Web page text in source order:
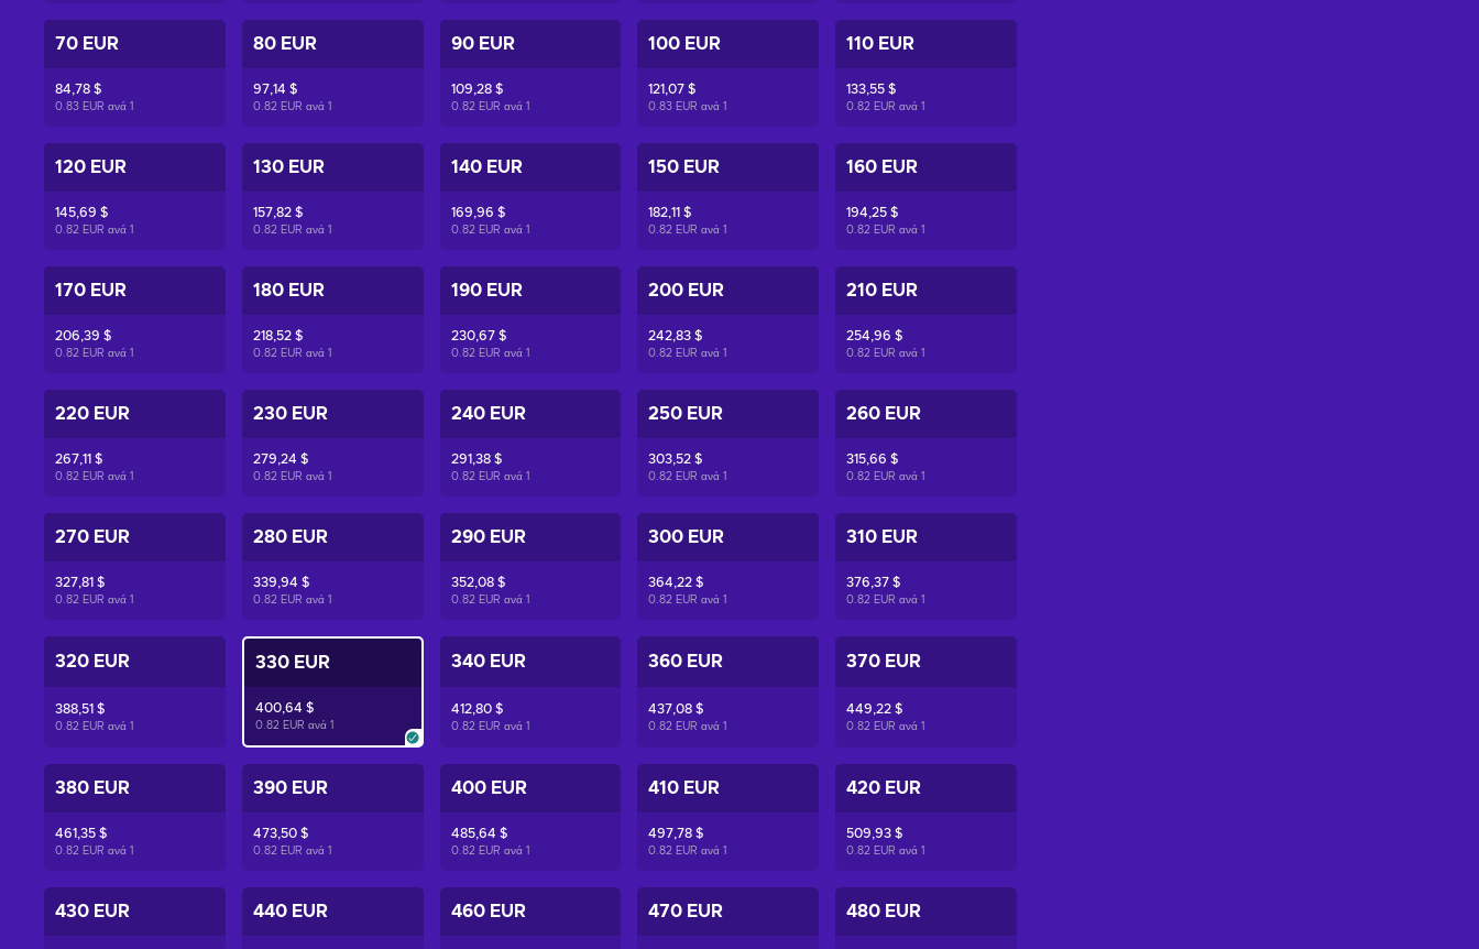
70 EUR
84,78 $
0.83 EUR ανά 1
80 EUR
97,14 $
0.82 EUR ανά 1
90 EUR
109,28 $
0.82 EUR ανά 1
100 EUR
121,07 $
0.83 EUR ανά1
110 EUR
133,55 $
0.82 EUR ανά1
120 EUR
145,69 $
0.82 EUR ανά 1
130 EUR
157,82 $
0.82 EUR ανά 1
140 EUR
169,96 $
0.82 EUR ανά 1
150 EUR
182,11 $
0.82 EUR ανά1
160 EUR
194,25 $
0.82 EUR ανά1
170 EUR
206,39 $
0.82 EUR ανά 1
180 EUR
218,52 $
0.82 EUR ανά 1
190 EUR
230,67 $
0.82 EUR ανά 1
200 EUR
242,83 $
0.82 EUR ανά1
210 EUR
254,96 $
0.82 EUR ανά1
220 EUR
267,11 $
0.82 EUR ανά 1
230 EUR
279,24 $
0.82 EUR ανά 1
240 EUR
291,38 $
0.82 EUR ανά 1
250 EUR
303,52 $
0.82 EUR ανά1
260 EUR
315,66 $
0.82 EUR ανά1
270 EUR
327,81 $
0.82 EUR ανά 1
280 EUR
339,94 $
0.82 EUR ανά 1
290 EUR
352,08 $
0.82 EUR ανά 1
300 EUR
364,22 $
0.82 EUR ανά1
310 EUR
376,37 $
0.82 EUR ανά1
320 EUR
388,51 $
0.82 EUR ανά 1
330 EUR
400,64 $
0.82 EUR ανά 1
340 EUR
412,80 $
0.82 EUR ανά 1
360 EUR
437,08 $
0.82 EUR ανά1
370 EUR
449,22 $
0.82 EUR ανά1
380 EUR
461,35 $
0.82 EUR ανά 1
390 EUR
473,50 $
0.82 EUR ανά 1
400 EUR
485,64 $
0.82 EUR ανά 1
410 EUR
497,78 $
0.82 EUR ανά1
420 EUR
509,93 $
0.82 EUR ανά1
430 EUR 440 EUR 460 EUR 470 EUR 480 EUR